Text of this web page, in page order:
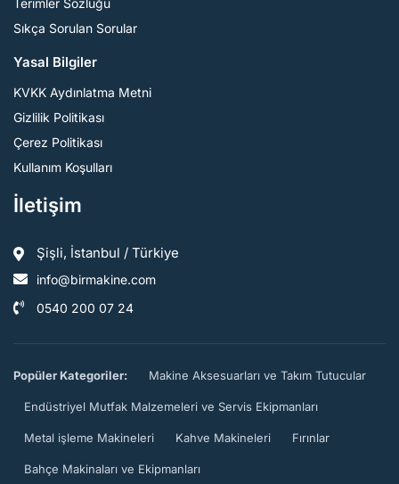
Terimler Sözlüğü
Sıkça Sorulan Sorular
Yasal Bilgiler
KVKK Aydınlatma Metni
Gizlilik Politikası
Çerez Politikası
Kullanım Koşulları
İletişim
Şişli, İstanbul / Türkiye
info@birmakine.com
0540 200 07 24
Popüler Kategoriler: Makine Aksesuarları ve Takım Tutucular
Endüstriyel Mutfak Malzemeleri ve Servis Ekipmanları
Metal işleme Makineleri Kahve Makineleri Fırınlar
Bahçe Makinaları ve Ekipmanları